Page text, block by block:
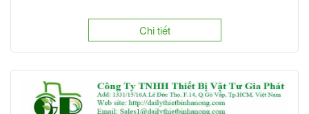
Chi tiết